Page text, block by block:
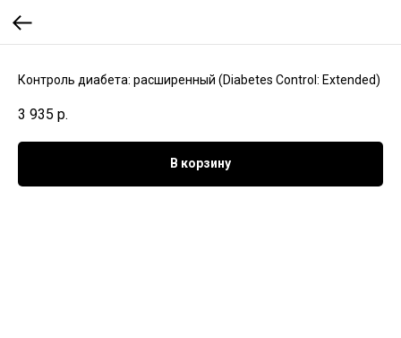
Контроль диабета: расширенный (Diabetes Control: Extended)
3 935 р.
В корзину